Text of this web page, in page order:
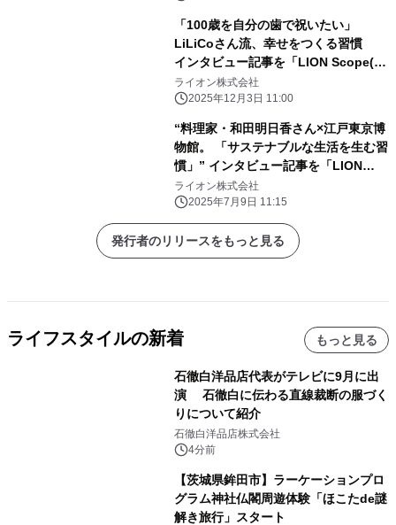
「100歳を自分の歯で祝いたい」
LiLiCoさん流、幸せをつくる習慣
インタビュー記事を「LION Scope(ラ
イオン スコープ)」で 12月3日公開
ライオン株式会社
2025年12月3日 11:00
“料理家・和田明日香さん×江戸東京博
物館。 「サステナブルな生活を生む習
慣」” インタビュー記事を「LION
Scope(ライオン スコープ)」にて、
2025年7月9日に公開
ライオン株式会社
2025年7月9日 11:15
発行者のリリースをもっと見る
ライフスタイルの新着 もっと見る
石徹白洋品店代表がテレビに9月に出
演 石徹白に伝わる直線裁断の服づく
りについて紹介
石徹白洋品店株式会社
4分前
【茨城県鉾田市】ラーケーションプロ
グラム神社仏閣周遊体験「ほこたde謎
解き旅行」スタート